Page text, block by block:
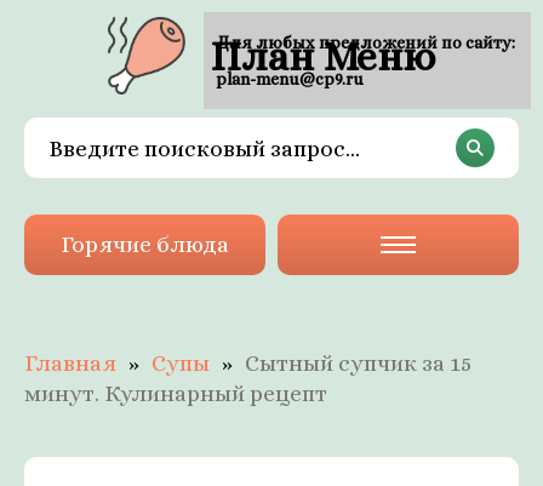
План Меню
Горячие блюда
Главная Супы
Сытный супчик за 15
минут. Кулинарный рецепт
Для любых предложений по сайту:
plan-menu@cp9.ru